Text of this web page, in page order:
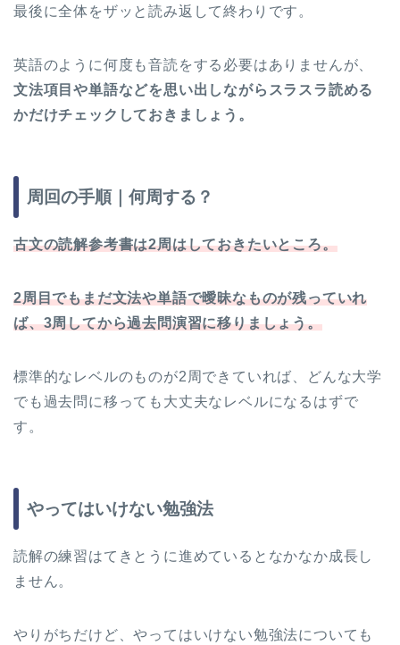
最後に全体をザッと読み返して終わりです。
英語のように何度も音読をする必要はありませんが、
文法項目や単語などを思い出しながらスラスラ読める
かだけチェックしておきましょう。
周回の手順｜何周する？
古文の読解参考書は2周はしておきたいところ。
2周目でもまだ文法や単語で曖昧なものが残っていれ
ば、3周してから過去問演習に移りましょう。
標準的なレベルのものが2周できていれば、どんな大学
でも過去問に移っても大丈夫なレベルになるはずで
す。
やってはいけない勉強法
読解の練習はてきとうに進めているとなかなか成長し
ません。
やりがちだけど、やってはいけない勉強法についても